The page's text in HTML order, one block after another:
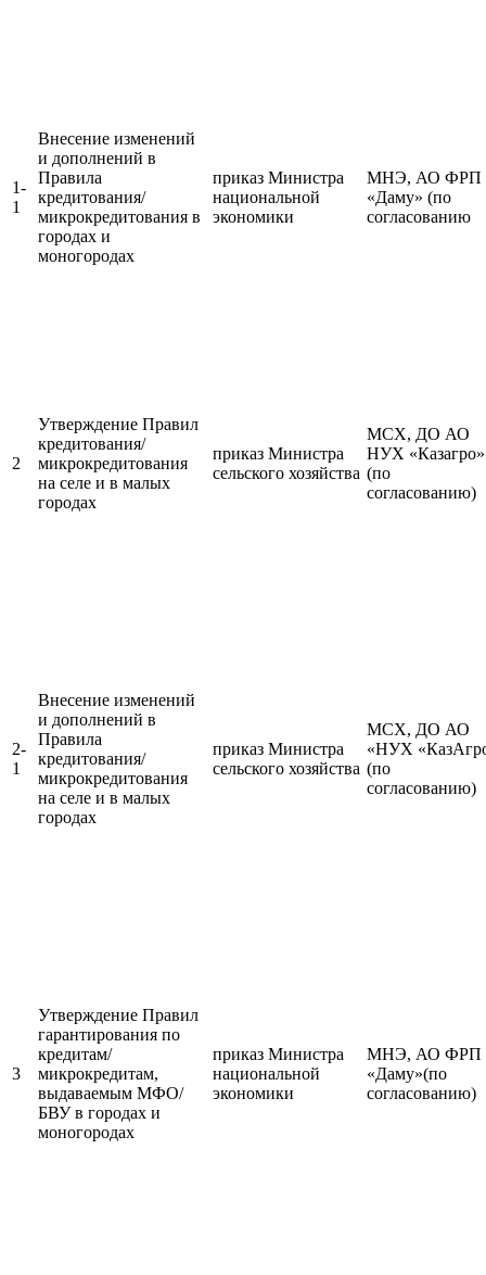
1-
1
Внесение изменений
и дополнений в
Правила
кредитования/
микрокредитования в
городах и
моногородах
приказ Министра
национальной
экономики
МНЭ, АО ФРП
«Даму» (по
согласованию
2
Утверждение Правил
кредитования/
микрокредитования
на селе и в малых
городах
приказ Министра
сельского хозяйства
МСХ, ДО АО
НУХ «Казагро»
(по
согласованию)
2-
1
Внесение изменений
и дополнений в
Правила
кредитования/
микрокредитования
на селе и в малых
городах
приказ Министра
сельского хозяйства
МСХ, ДО АО
«НУХ
(по
согласованию)
3
Утверждение Правил
гарантирования по
кредитам/
микрокредитам,
выдаваемым МФО/
БВУ в городах и
моногородах
приказ Министра
национальной
экономики
МНЭ, АО ФРП
«Даму»(по
согласованию)